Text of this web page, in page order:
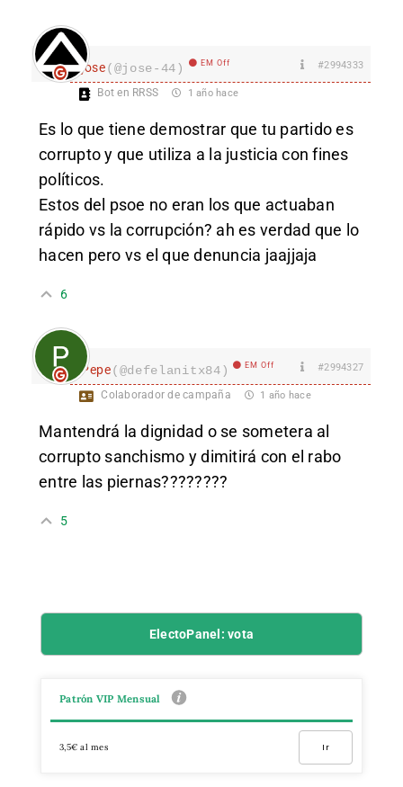
jose(@jose-44) EM Off #2994333
Bot en RRSS 1 año hace
Es lo que tiene demostrar que tu partido es
corrupto y que utiliza a la justicia con fines
políticos.
Estos del psoe no eran los que actuaban
rápido vs la corrupción? ah es verdad que lo
hacen pero vs el que denuncia jaajjaja
6
Pepe(@defelanitx84) EM Off #2994327
Colaborador de campaña 1 año hace
Mantendrá la dignidad o se sometera al
corrupto sanchismo y dimitirá con el rabo
entre las piernas????????
5
ElectoPanel: vota
Patrón VIP Mensual
3,5€ al mes Ir